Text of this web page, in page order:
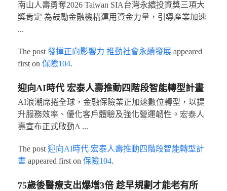
南山人壽勇奪2026 Taiwan SIA台灣永續投資獎三項大
獎肯定 為鼓勵金融機構運用資金力量，引導產業加速
...
The post 發揮正向影響力 推動社會永續發展appeared
first on 保險104.
迎向AI時代 宏泰人壽推動四階段智能轉型計畫
AI浪潮席捲全球，金融保險業正加速數位轉型，以提
升服務效率、優化客戶體驗及強化營運韌性。宏泰人
壽宣布正式啟動A ...
The post 迎向AI時代 宏泰人壽推動四階段智能轉型計
畫appeared first on 保險104.
75歲後醫療支出爆增3倍 趁早規劃才能老有所